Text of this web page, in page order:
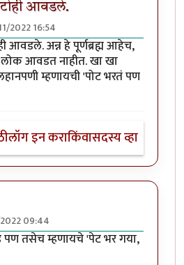
आवडले.
2022 16:54
अन्न हे पूर्णब्रह्म आहेच,
लोक आवडत नाहीत. खा खा
म्हणायची 'पोट भरतं पण
लॉग इन कराकिंवासदस्य व्हा
09:44
फोटोही आवडले.byश्वेता व्यास
तसेच म्हणायचे 'पेट भर गया,